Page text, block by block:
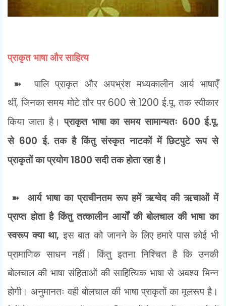
प्राकृत भाषा और साहित्य
➽पालि प्राकृत और अपभ्रंश मध्यकालीन आर्य भाषाएँ
थीं,जिनका समय मोटे तौर पर 600 से 1200 ई.पू. तक स्वीकार
किया जाता है।प्राकृत भाषा का समय सामान्यतः 600 ई.पू.
से 600 ई. तक है किंतु संस्कृत नाटकों में छिटपुटे रूप से
प्राकृतों का प्रयोग 1800 सदी तक होता रहा है।
➽ आर्य भाषा का प्राचीनतम रूप हमें ऋग्वेद की ऋचाओं में
प्राप्त होता है किंतु तत्कालीन आर्यों की बोलचाल की भाषा का
स्वरूप क्या था, इस बात को जानने के लिए हमारे पास कोई भी
प्रामाणिक साधन नहीं। किंतु इतना निश्चित है कि उनकी
बोलचाल की भाषा संहिताओं की साहित्यिक भाषा से अवश्य भिन्न
होगी। अनुमानतः वही बोलचाल की भाषा प्राकृतों का मूलरूप है।